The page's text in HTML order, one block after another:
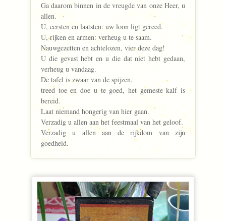
Ga daarom binnen in de vreugde van onze Heer, u
allen.
U, eersten en laatsten: uw loon ligt gereed.
U, rijken en armen: verheug u te saam.
Nauwgezetten en achtelozen, vier deze dag!
U die gevast hebt en u die dat niet hebt gedaan,
verheug u vandaag.
De tafel is zwaar van de spijzen,
treed toe en doe u te goed, het gemeste kalf is
bereid.
Laat niemand hongerig van hier gaan.
Verzadig u allen aan het feestmaal van het geloof.
Verzadig u allen aan de rijkdom van zijn
goedheid.